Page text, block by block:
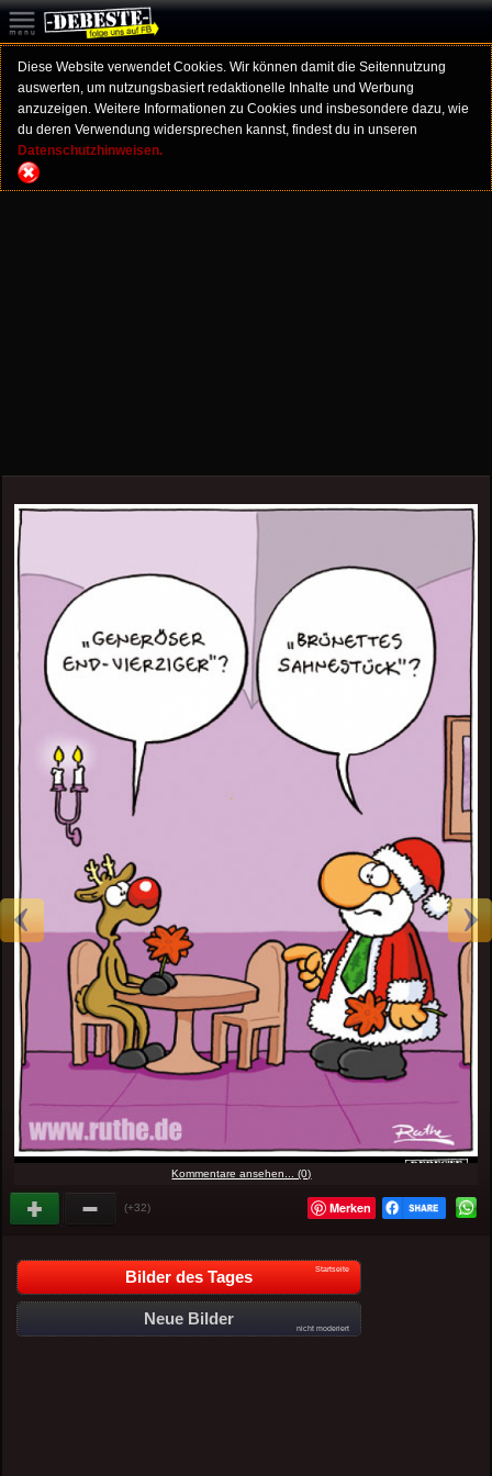
Diese Website verwendet Cookies. Wir können damit die Seitennutzung
auswerten, um nutzungsbasiert redaktionelle Inhalte und Werbung
anzuzeigen. Weitere Informationen zu Cookies und insbesondere dazu, wie
du deren Verwendung widersprechen kannst, findest du in unseren
Datenschutzhinweisen.
Kommentare ansehen... (0)
(+32) Merken
Bilder des Tages Startseite
Neue Bilder
nicht moderiert